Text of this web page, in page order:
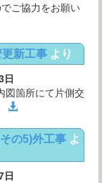
ご協力をお願い
新工事より
図箇所にて片側交
の5)外工事 よ